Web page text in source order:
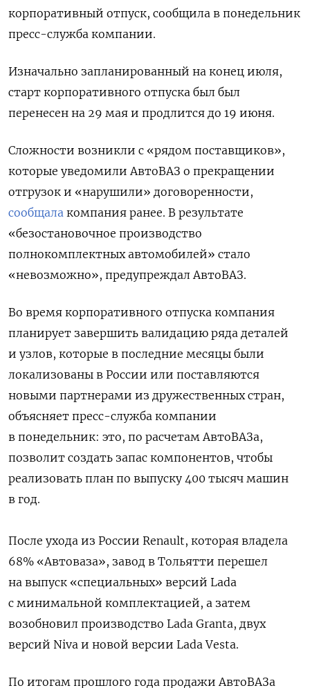
корпоративный отпуск, сообщила в понедельник
пресс-служба компании.
Изначально запланированный на конец июля,
старт корпоративного отпуска был был
перенесен на 29 мая и продлится до 19 июня.
Сложности возникли с «рядом поставщиков»,
которые уведомили АвтоВАЗ о прекращении
отгрузок и «нарушили» договоренности,
сообщала компания ранее. В результате
«безостановочное производство
полнокомплектных автомобилей» стало
«невозможно», предупреждал АвтоВАЗ.
Во время корпоративного отпуска компания
планирует завершить валидацию ряда деталей
и узлов, которые в последние месяцы были
локализованы в России или поставляются
новыми партнерами из дружественных стран,
объясняет пресс-служба компании
в понедельник: это, по расчетам АвтоВАЗа,
позволит создать запас компонентов, чтобы
реализовать план по выпуску 400 тысяч машин
в год.
После ухода из России Renault, которая владела
68% «Автоваза», завод в Тольятти перешел
на выпуск «специальных» версий Lada
с минимальной комплектацией, а затем
возобновил производство Lada Granta, двух
версий Niva и новой версии Lada Vesta.
По итогам прошлого года продажи АвтоВАЗа